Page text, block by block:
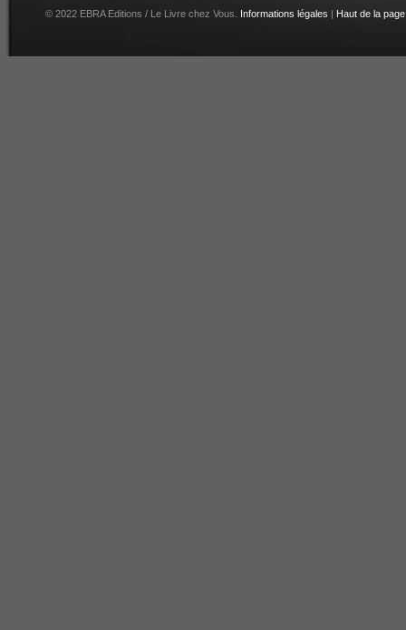
© 2022 EBRA Editions / Le Livre chez Vous. Informations légales Haut de la page